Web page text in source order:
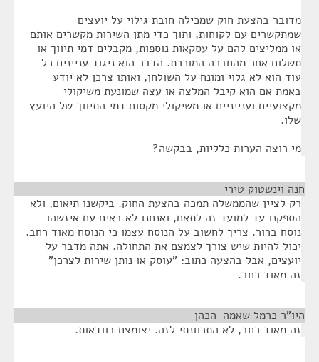
מדובר בהצעת חוק שמכילה חובת גילוי על יועצים
שמתקשרים עם לקוחות, ותוך כדי מתן השירות מקשרים אותם
או ממליצים להם על עסקאות נוספות, מקבלים דמי תיווך או
תשלום אחר מהחברה המוכרת. הדבר הוא ניגוד עניינים כל
עוד הוא לא גלוי ומונח על השולחן, ואותו צרכן לא יודע
באמת אם הוא קיבל המלצה או עצה שמונעת משיקולי
מקצועיים וענייניים או משיקולי מִקסום דמי התיווך של היועץ
שלו.
מי רוצה הערות כלליות, בבקשה?
חנה וינשטוק טירי
רק לציין שהממשלה תמכה בהצעת החוק. ביקשנו תיאום, ולא
הספקנו עד למועד זה לתאם, ואנחנו לא באים עם איזשהו
נוסח ברור. צריך לחשוב על הנוסח עצמו כי הנוסח מאוד רחב.
יכול להיות שיש צורך לצמצם את התחולה. אתה מדבר על
יועצים, אבל בהצעה כתוב: "עוסק או נותן שירות לצרכן" –
זה מאוד רחב.
היו"ר כרמל שאמה-הכהן
זה מאוד רחב, לא התכוונתי לזה. יצומצם בוודאות.